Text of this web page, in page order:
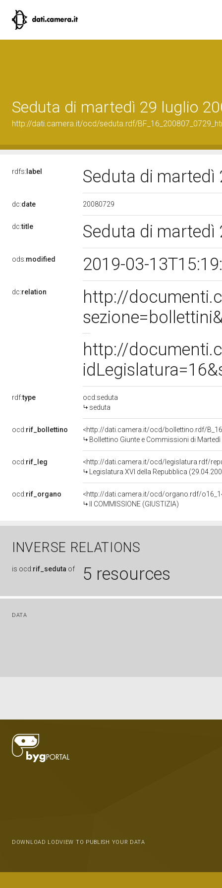
Seduta di martedì 29 luglio
http://dati.camera.it/ocd/seduta.rdf/
rdfs: label Seduta di
dc:date 20080729
dc:title Seduta di
ods:modified 2019-03-
dc:relation
http://
http://
rdf:type
ocd:seduta
seduta
ocd:rif_bollettino
<http://dati.camera.it/ocd/bollettino.rdf/
Bollettino Giunte e Commissioni di
ocd:rif_leg
<http://dati.camera.it/ocd/legislatura.rdf/
Legislatura XVI della Repubblica
ocd:rif_organo
<http://dati.camera.it/ocd/organo.rdf/
II COMMISSIONE (GIUSTIZIA)
INVERSE RELATIONS
is ocd:rif_seduta of 5 resources
DATA
DOWNLOAD LODVIEW TO PUBLISH YOUR DATA